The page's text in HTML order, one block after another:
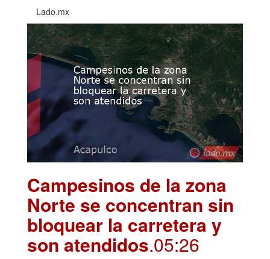
Lado.mx
Campesinos de la zona
Norte se concentran sin
bloquear la carretera y
son atendidos.05:26